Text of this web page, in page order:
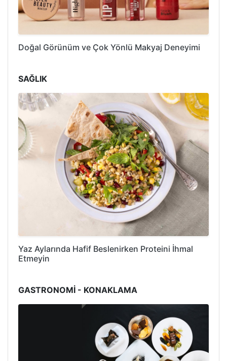
Doğal Görünüm ve Çok Yönlü Makyaj Deneyimi
SAĞLIK
Yaz Aylarında Hafif Beslenirken Proteini İhmal
Etmeyin
GASTRONOMİ - KONAKLAMA